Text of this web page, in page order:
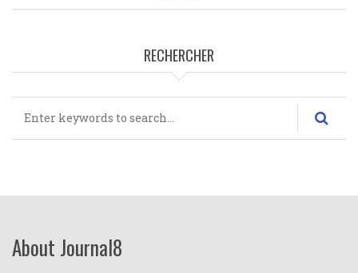
RECHERCHER
About Journal8